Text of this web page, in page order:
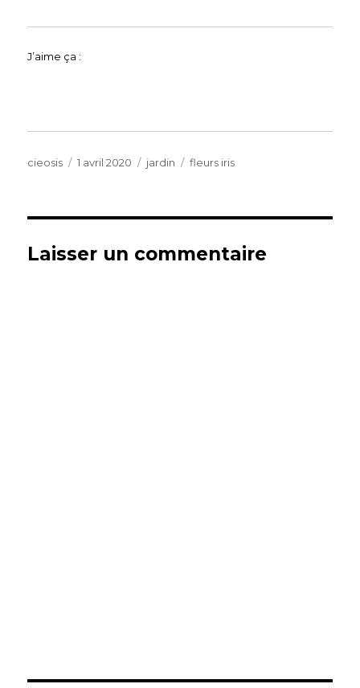
J’aime ça :
Auteur
cieosis
Publié
1 avril 2020 Catégories
jardin Étiquettes
fleurs iris
Laisser un commentaire